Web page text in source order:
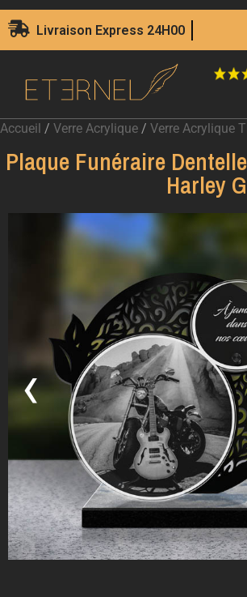
Livraison Express 24H00
Accueil / Verre Acrylique / Verre Acrylique
Plaque Funéraire
Harley
‹